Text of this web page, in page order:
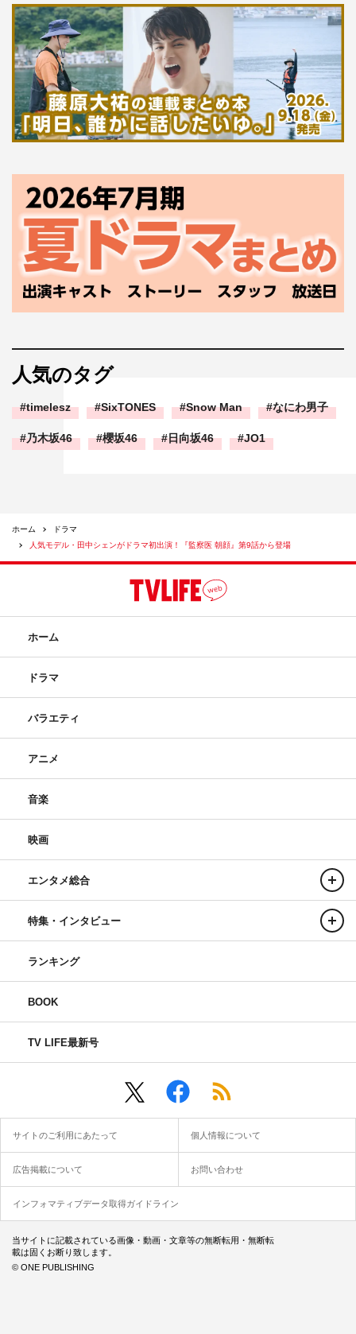
人気のタグ
timelesz SixTONES Snow Man なにわ男子
乃木坂46 櫻坂46 日向坂46 JO1
ホーム
ドラマ
人気モデル・田中シェンがドラマ初出演！『監察医 朝顔』第9話から登場
ホーム
ドラマ
バラエティ
アニメ
音楽
映画
エンタメ総合
特集・インタビュー
ランキング
BOOK
TV LIFE最新号
サイトのご利用にあたって 個人情報について
広告掲載について お問い合わせ
インフォマティブデータ取得ガイドライン
当サイトに記載されている画像・動画・文章等の無断転用・無断転
載は固くお断り致します。
© ONE PUBLISHING